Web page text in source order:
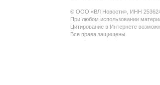
© ООО «ВЛ Новости», ИНН
При любом использовании
Цитирование в Интернете
Все права защищены.